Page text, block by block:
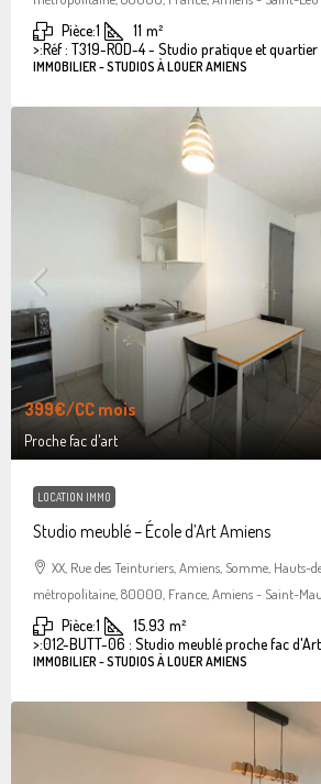
Pièce:1 11 m²
>:Réf : T319-ROD-4 - Studio pratique et quartier
IMMOBILIER - STUDIOS À LOUER AMIENS
399€/CC mois
Proche fac d'art
LOCATION IMMO
Studio meublé – École d’Art Amiens
XX, Rue des Teinturiers, Amiens, Somme, Hauts-
métropolitaine, 80000, France, Amiens - Saint-
Pièce:1 15.93 m²
>:012-BUTT-06 : Studio meublé proche fac
IMMOBILIER - STUDIOS À LOUER AMIENS